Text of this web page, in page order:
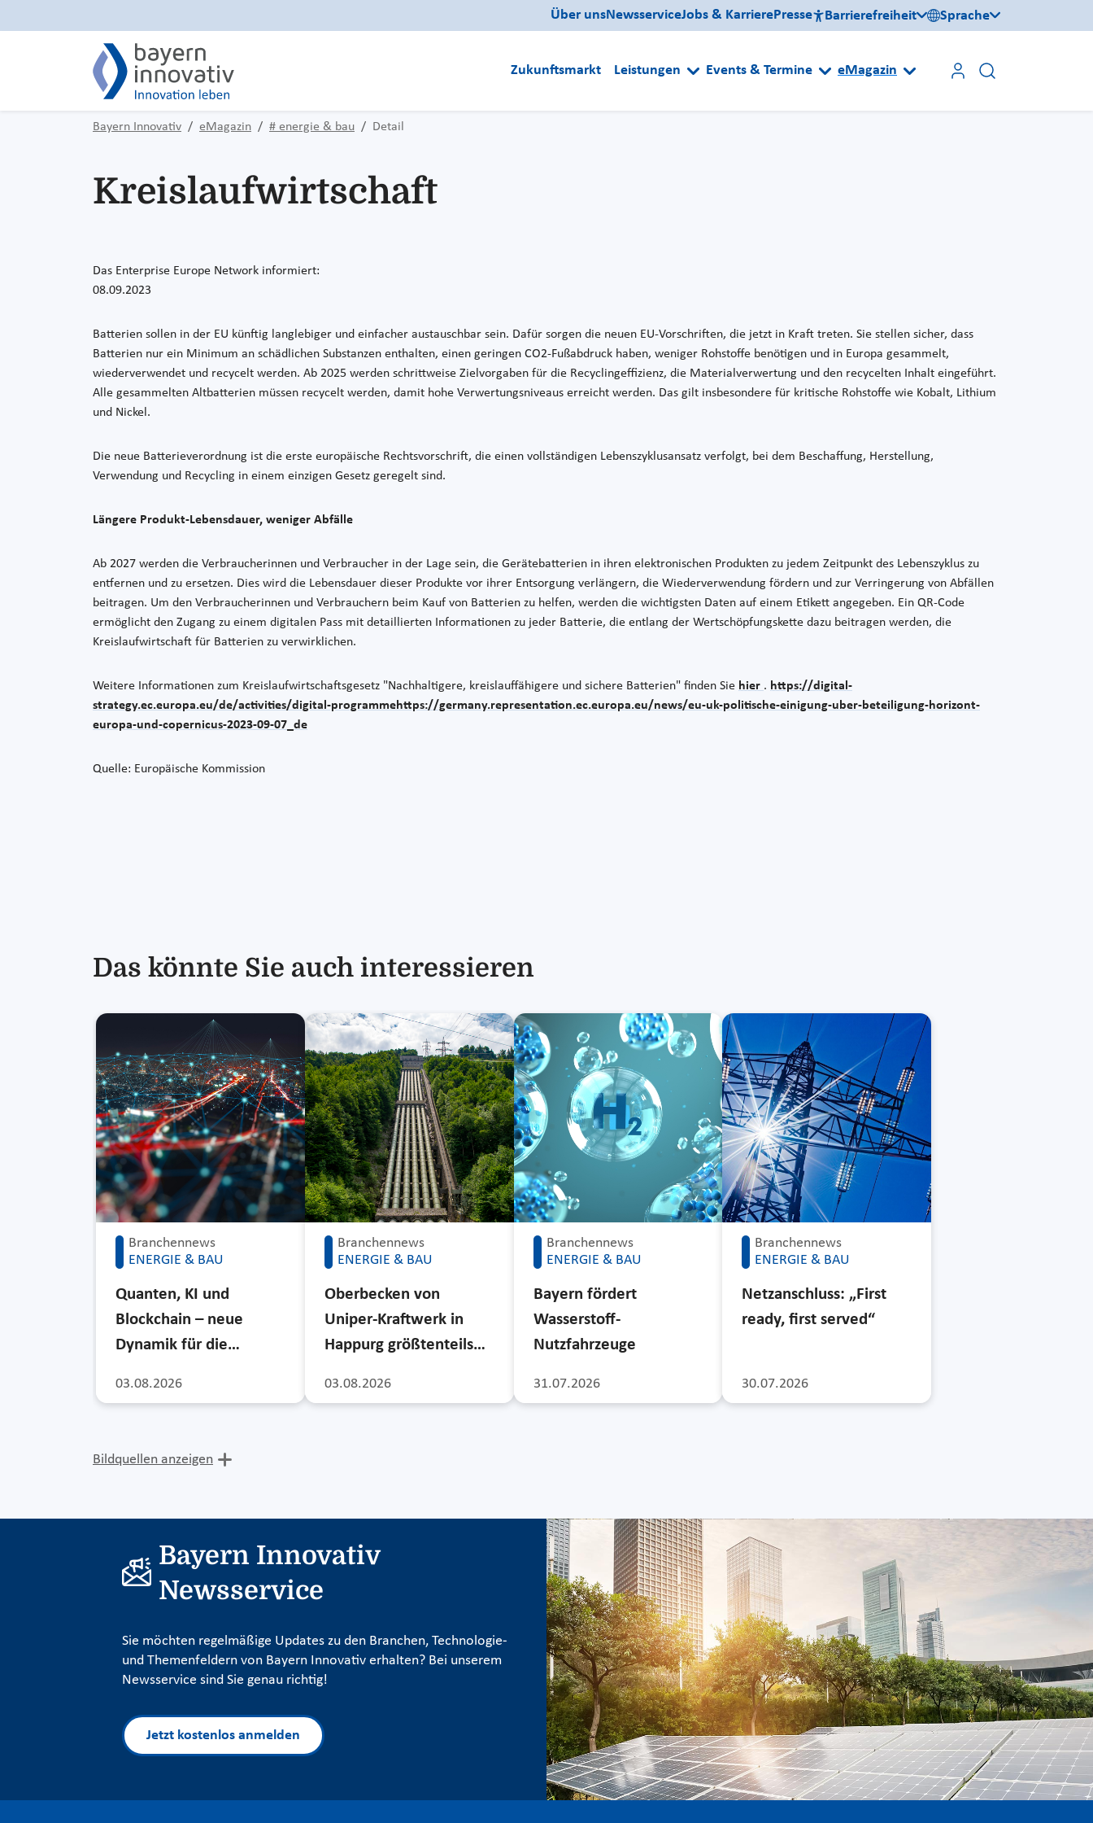
Über unsNewsserviceJobs & KarrierePresse Barrierefreiheit Sprache
Zukunftsmarkt Leistungen Events & Termine eMagazin
Bayern Innovativ eMagazin # energie & bau Detail
Kreislaufwirtschaft
Das Enterprise Europe Network informiert:
08.09.2023
Batterien sollen in der EU künftig langlebiger und einfacher austauschbar sein. Dafür sorgen die neuen EU-Vorschriften, die jetzt in Kraft treten. Sie stellen sicher, dass
Batterien nur ein Minimum an schädlichen Substanzen enthalten, einen geringen CO2-Fußabdruck haben, weniger Rohstoffe benötigen und in Europa gesammelt,
wiederverwendet und recycelt werden. Ab 2025 werden schrittweise Zielvorgaben für die Recyclingeffizienz, die Materialverwertung und den recycelten Inhalt eingeführt.
Alle gesammelten Altbatterien müssen recycelt werden, damit hohe Verwertungsniveaus erreicht werden. Das gilt insbesondere für kritische Rohstoffe wie Kobalt, Lithium
und Nickel.
Die neue Batterieverordnung ist die erste europäische Rechtsvorschrift, die einen vollständigen Lebenszyklusansatz verfolgt, bei dem Beschaffung, Herstellung,
Verwendung und Recycling in einem einzigen Gesetz geregelt sind.
Längere Produkt-Lebensdauer, weniger Abfälle
Ab 2027 werden die Verbraucherinnen und Verbraucher in der Lage sein, die Gerätebatterien in ihren elektronischen Produkten zu jedem Zeitpunkt des Lebenszyklus zu
entfernen und zu ersetzen. Dies wird die Lebensdauer dieser Produkte vor ihrer Entsorgung verlängern, die Wiederverwendung fördern und zur Verringerung von Abfällen
beitragen. Um den Verbraucherinnen und Verbrauchern beim Kauf von Batterien zu helfen, werden die wichtigsten Daten auf einem Etikett angegeben. Ein QR-Code
ermöglicht den Zugang zu einem digitalen Pass mit detaillierten Informationen zu jeder Batterie, die entlang der Wertschöpfungskette dazu beitragen werden, die
Kreislaufwirtschaft für Batterien zu verwirklichen.
Weitere Informationen zum Kreislaufwirtschaftsgesetz "Nachhaltigere, kreislauffähigere und sichere Batterien" finden Sie hier . https://digital-
strategy.ec.europa.eu/de/activities/digital-programmehttps://germany.representation.ec.europa.eu/news/eu-uk-politische-einigung-uber-beteiligung-horizont-
europa-und-copernicus-2023-09-07_de
Quelle: Europäische Kommission
Das könnte Sie auch interessieren
Branchennews
ENERGIE & BAU
03.08.2026
Quanten, KI und
Blockchain – neue
Dynamik für die…
Branchennews
ENERGIE & BAU
03.08.2026
Oberbecken von
Uniper-Kraftwerk in
Happurg größtenteils…
Branchennews
ENERGIE & BAU
31.07.2026
Bayern fördert
Wasserstoff-
Nutzfahrzeuge
Branchennews
ENERGIE & BAU
30.07.2026
Netzanschluss: „First
ready, first served“
Bildquellen anzeigen
Bayern Innovativ
Newsservice
Sie möchten regelmäßige Updates zu den Branchen, Technologie-
und Themenfeldern von Bayern Innovativ erhalten? Bei unserem
Newsservice sind Sie genau richtig!
Jetzt kostenlos anmelden